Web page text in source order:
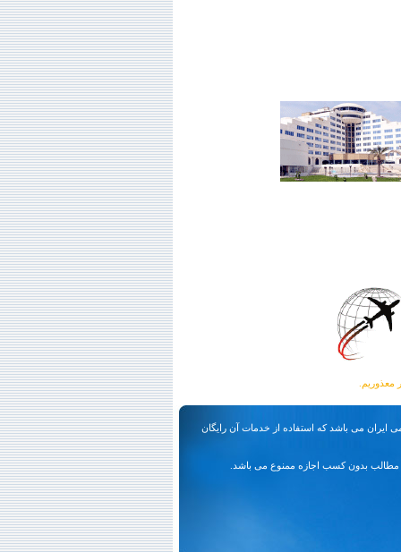
ایران می باشد که استفاده از خدمات آن رایگان
بدون کسب اجازه ممنوع می باشد.